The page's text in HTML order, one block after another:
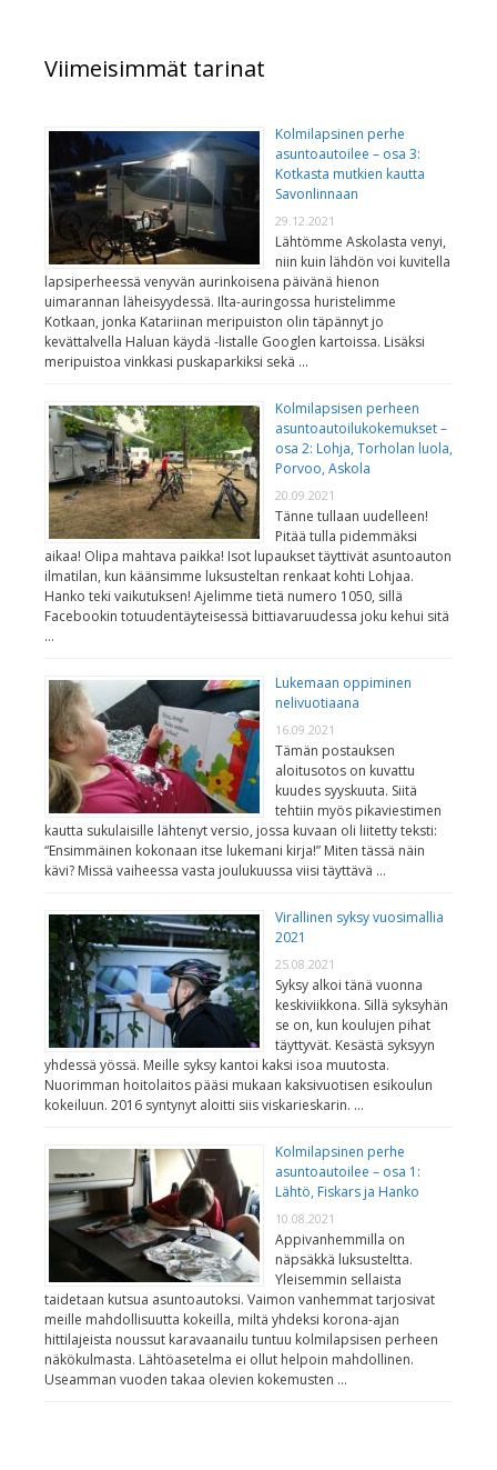
Viimeisimmät tarinat
Kolmilapsinen perhe
asuntoautoilee – osa 3:
Kotkasta mutkien kautta
Savonlinnaan
29.12.2021
Lähtömme Askolasta venyi,
niin kuin lähdön voi kuvitella
lapsiperheessä venyvän aurinkoisena päivänä hienon
uimarannan läheisyydessä. Ilta-auringossa huristelimme
Kotkaan, jonka Katariinan meripuiston olin täpännyt jo
kevättalvella Haluan käydä -listalle Googlen kartoissa. Lisäksi
meripuistoa vinkkasi puskaparkiksi sekä …
Kolmilapsisen perheen
asuntoautoilukokemukset –
osa 2: Lohja, Torholan luola,
Porvoo, Askola
20.09.2021
Tänne tullaan uudelleen!
Pitää tulla pidemmäksi
aikaa! Olipa mahtava paikka! Isot lupaukset täyttivät asuntoauton
ilmatilan, kun käänsimme luksusteltan renkaat kohti Lohjaa.
Hanko teki vaikutuksen! Ajelimme tietä numero 1050, sillä
Facebookin totuudentäyteisessä bittiavaruudessa joku kehui sitä
…
Lukemaan oppiminen
nelivuotiaana
16.09.2021
Tämän postauksen
aloitusotos on kuvattu
kuudes syyskuuta. Siitä
tehtiin myös pikaviestimen
kautta sukulaisille lähtenyt versio, jossa kuvaan oli liitetty teksti:
“Ensimmäinen kokonaan itse lukemani kirja!” Miten tässä näin
kävi? Missä vaiheessa vasta joulukuussa viisi täyttävä …
Virallinen syksy vuosimallia
2021
25.08.2021
Syksy alkoi tänä vuonna
keskiviikkona. Sillä syksyhän
se on, kun koulujen pihat
täyttyvät. Kesästä syksyyn
yhdessä yössä. Meille syksy kantoi kaksi isoa muutosta.
Nuorimman hoitolaitos pääsi mukaan kaksivuotisen esikoulun
kokeiluun. 2016 syntynyt aloitti siis viskarieskarin. …
Kolmilapsinen perhe
asuntoautoilee – osa 1:
Lähtö, Fiskars ja Hanko
10.08.2021
Appivanhemmilla on
näpsäkkä luksusteltta.
Yleisemmin sellaista
taidetaan kutsua asuntoautoksi. Vaimon vanhemmat tarjosivat
meille mahdollisuutta kokeilla, miltä yhdeksi korona-ajan
hittilajeista noussut karavaanailu tuntuu kolmilapsisen perheen
näkökulmasta. Lähtöasetelma ei ollut helpoin mahdollinen.
Useamman vuoden takaa olevien kokemusten …